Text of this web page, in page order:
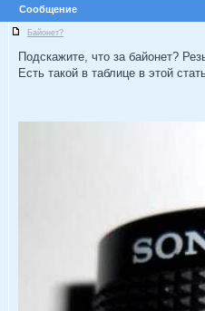
Сообщение
Байонет?
Подскажите, что за байонет?
Есть такой в таблице в этой